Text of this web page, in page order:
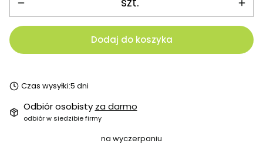
Dodaj do koszyka
Czas wysyłki:5 dni
Odbiór osobisty za darmo
odbiór w siedzibie firmy
na wyczerpaniu